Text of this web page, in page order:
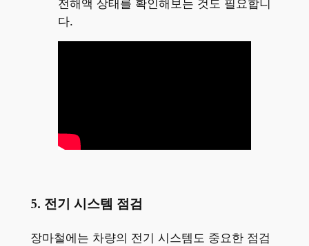
전해액 상태를 확인해보는 것도 필요합니
다.
5. 전기 시스템 점검
장마철에는 차량의 전기 시스템도 중요한 점검